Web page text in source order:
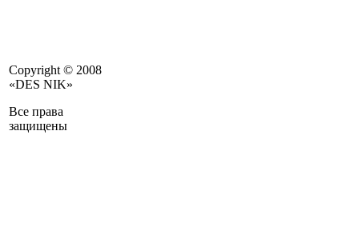
Copyright © 2008
«DES NIK»
Все права
защищены